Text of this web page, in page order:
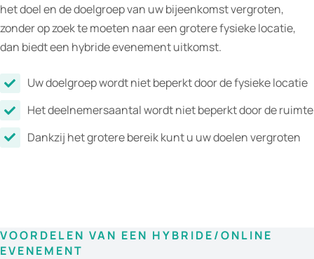
het doel en de doelgroep van uw bijeenkomst vergroten,
zonder op zoek te moeten naar een grotere fysieke locatie,
dan biedt een hybride evenement uitkomst.
Uw doelgroep wordt niet beperkt door de fysieke locatie
Het deelnemersaantal wordt niet beperkt door de ruimte
Dankzij het grotere bereik kunt u uw doelen vergroten
VOORDELEN VAN EEN HYBRIDE/ONLINE
EVENEMENT